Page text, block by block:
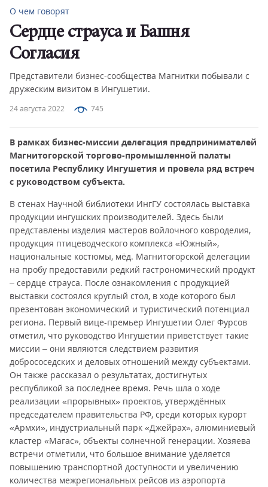
24 августа 2022 745
О чем говорят
Сердце страуса и Башня
Согласия
Представители бизнес-сообщества Магнитки побывали с
дружеским визитом в Ингушетии.
В рамках бизнес-миссии делегация предпринимателей
Магнитогорской торгово-промышленной палаты
посетила Республику Ингушетия и провела ряд встреч
с руководством субъекта.
В стенах Научной библиотеки ИнгГУ состоялась выставка
продукции ингушских производителей. Здесь были
представлены изделия мастеров войлочного ковроделия,
продукция птицеводческого комплекса «Южный»,
национальные костюмы, мёд. Магнитогорской делегации
на пробу предоставили редкий гастрономический продукт
– сердце страуса. После ознакомления с продукцией
выставки состоялся круглый стол, в ходе которого был
презентован экономический и туристический потенциал
региона. Первый вице-премьер Ингушетии Олег Фурсов
отметил, что руководство Ингушетии приветствует такие
миссии – они являются следствием развития
добрососедских и деловых отношений между субъектами.
Он также рассказал о результатах, достигнутых
республикой за последнее время. Речь шла о ходе
реализации «прорывных» проектов, утверждённых
председателем правительства РФ, среди которых курорт
«Армхи», индустриальный парк «Джейрах», алюминиевый
кластер «Магас», объекты солнечной генерации. Хозяева
встречи отметили, что большое внимание уделяется
повышению транспортной доступности и увеличению
количества межрегиональных рейсов из аэропорта